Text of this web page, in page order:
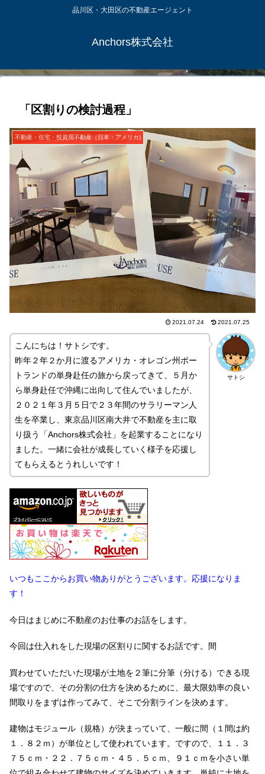
品川区・大田区の不動産エージェント
Anchors株式会社
「区割りの検討過程」
不動産・住宅・投資用不動産（日本・アメリカ)
2021.07.24 2021.07.25
サトシ
こんにちは！サトシです。
昨年２年２か月に渡るアメリカ・オレゴン州ポー
トランドの単身赴任の旅から戻ってきて、５月か
ら単身赴任で沖縄に出向して住んでいましたが、
２０２１年３月５日で２３年間のサラリーマン人
生を卒業し、東京品川区南大井で不動産を主に取
り扱う「Anchors株式会社」を起業することになり
ました。一緒に会社が成長していく様子を応援し
てもらえるとうれしいです！
いつもここからお買い物ありがとうございます。応援になりま
す！
今日はまじめに不動産のお仕事のお話をします。
今回は仕入れをした現場の区割りに関するお話です。間
買わせていただいた現場が土地を２筆に分筆（分ける）できる現
場ですので、その分割の仕方を決めるために、最大限効率の良い
間取りをまずは作ってみて、そこで分割ラインを決めます。
建物はモジュール（規格）が決まっていて、一般に間（１間は約
１．８２ｍ）が単位として使われています。ですので、１１．３
７５ｃｍ・２２．７５ｃｍ・４５．５ｃｍ、９１ｃｍを小さい単